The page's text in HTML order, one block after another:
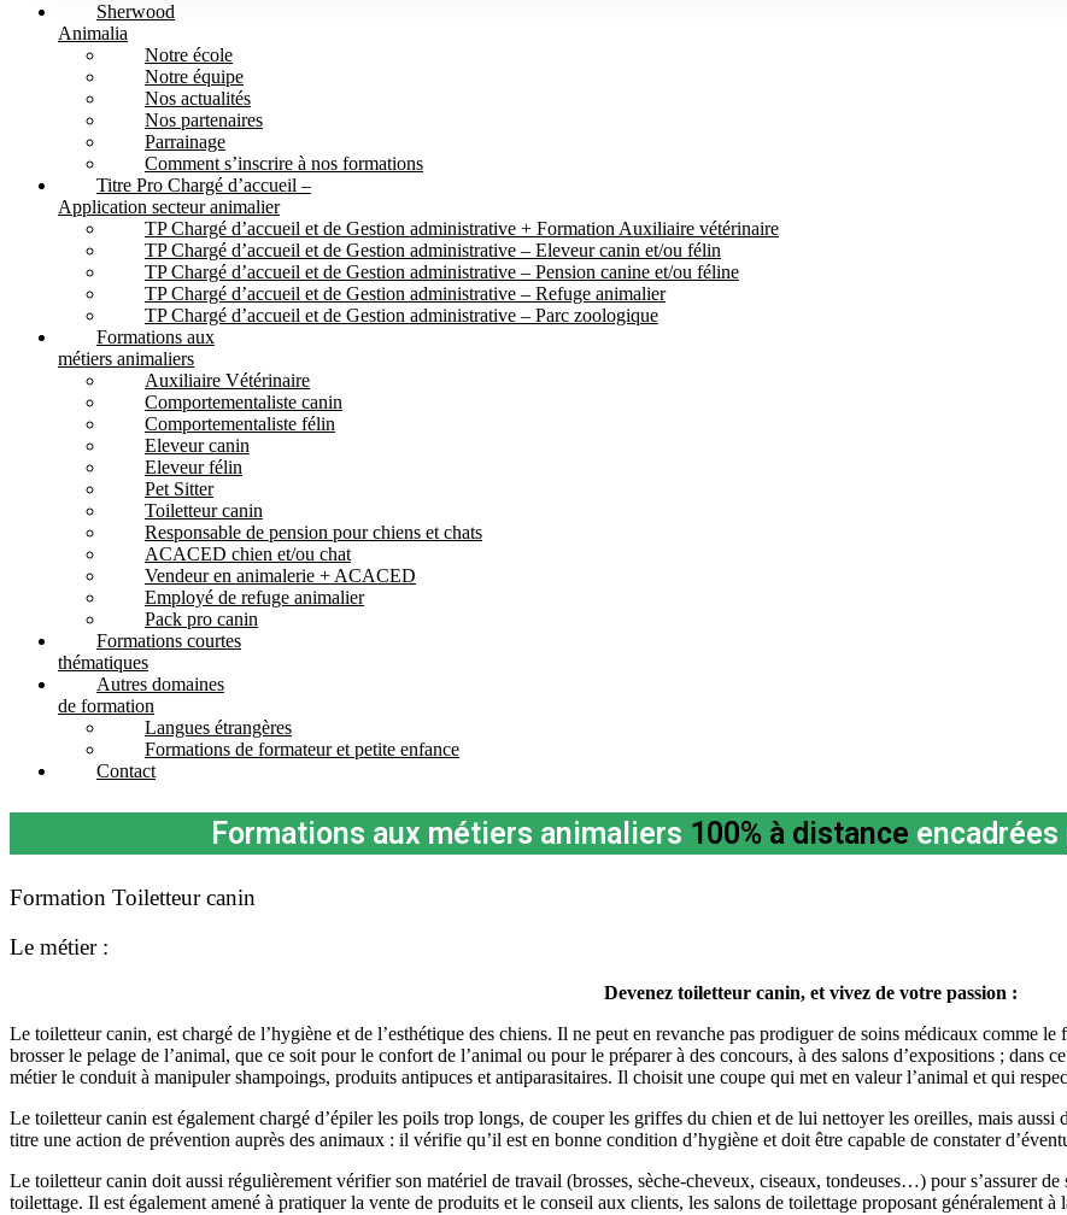
Sherwood
Animalia
Notre école
Notre équipe
Nos actualités
Nos partenaires
Parrainage
Comment s’inscrire à nos formations
Titre Pro Chargé d’accueil –
Application secteur animalier
TP Chargé d’accueil et de Gestion administrative + Formation Auxiliaire vétérinaire
TP Chargé d’accueil et de Gestion administrative – Eleveur canin et/ou félin
TP Chargé d’accueil et de Gestion administrative – Pension canine et/ou féline
TP Chargé d’accueil et de Gestion administrative – Refuge animalier
TP Chargé d’accueil et de Gestion administrative – Parc zoologique
Formations aux
métiers animaliers
Auxiliaire Vétérinaire
Comportementaliste canin
Comportementaliste félin
Eleveur canin
Eleveur félin
Pet Sitter
Toiletteur canin
Responsable de pension pour chiens et chats
ACACED chien et/ou chat
Vendeur en animalerie + ACACED
Employé de refuge animalier
Pack pro canin
Formations courtes
thématiques
Autres domaines
de formation
Langues étrangères
Formations de formateur et petite enfance
Contact
Formations aux métiers animaliers 100% à distance
Formation Toiletteur canin
Le métier :
Devenez toiletteur canin, et vivez de votre passion :
Le toiletteur canin, est chargé de l’hygiène et de l’esthétique des chiens. Il ne peut en revanche pas prodiguer de soins médicaux comme
brosser le pelage de l’animal, que ce soit pour le confort de l’animal ou pour le préparer à des concours, à des salons d’expositions ; dans
métier le conduit à manipuler shampoings, produits antipuces et antiparasitaires. Il choisit une coupe qui met en valeur l’animal et qui
Le toiletteur canin est également chargé d’épiler les poils trop longs, de couper les griffes du chien et de lui nettoyer les oreilles, mais aussi
titre une action de prévention auprès des animaux : il vérifie qu’il est en bonne condition d’hygiène et doit être capable de constater
Le toiletteur canin doit aussi régulièrement vérifier son matériel de travail (brosses, sèche-cheveux, ciseaux, tondeuses…) pour s’assurer
toilettage. Il est également amené à pratiquer la vente de produits et le conseil aux clients, les salons de toilettage proposant généralement